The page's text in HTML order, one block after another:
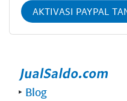
AKTIVASI PAYPAL
‣ Blog